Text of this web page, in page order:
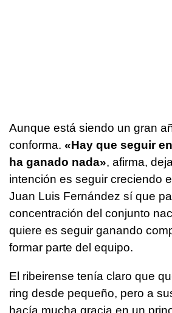
Aunque está siendo un gran
conforma. «Hay que seguir
ha ganado nada», afirma,
intención es seguir creciendo
Juan Luis Fernández sí que
concentración del conjunto
quiere es seguir ganando
formar parte del equipo.
El ribeirense tenía claro que
ring desde pequeño, pero a
hacía mucha gracia en un